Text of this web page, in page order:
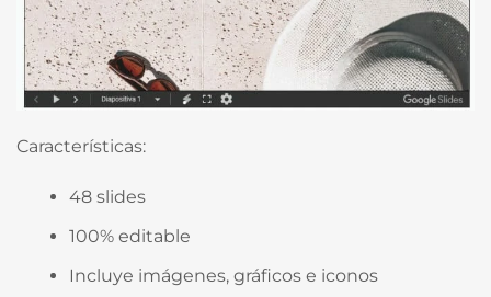
Características:
48 slides
100% editable
Incluye imágenes, gráficos e iconos